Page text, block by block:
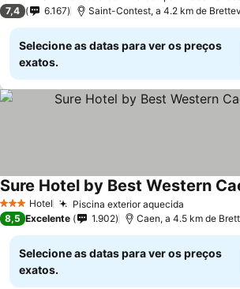
7,4
6.167 Saint-Contest, a 4.2 km de
Selecione as datas para ver os preços
exatos.
3 EstrelasHotel Piscina exterior aquecida
Sure Hotel by Best Western
8,5 Excelente 1.902 Caen, a 4.5 km de
Selecione as datas para ver os preços
exatos.